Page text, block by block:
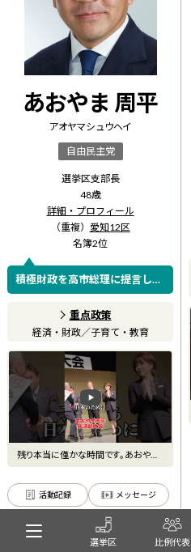
あおやま 周平
アオヤマ シュウヘイ
自由民主党
選挙区支部長
48歳
詳細・プロフィール
（重複） 愛知12区
名簿2位
積極財政を高市総理に提言した
男 責任ある積極財政を推進する
議員連盟・事務局長
重点政策
経済・財政／子育て・教育
残り本当に僅かな時間です。あおやま
周平をどうかよろしくお願い
活動記録 メッセージ
選挙区 比例代表